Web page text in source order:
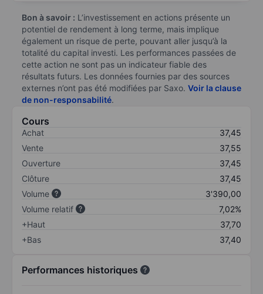
Bon à savoir : L’investissement en actions présente un
potentiel de rendement à long terme, mais implique
également un risque de perte, pouvant aller jusqu’à la
totalité du capital investi. Les performances passées de
cette action ne sont pas un indicateur fiable des
résultats futurs. Les données fournies par des sources
externes n’ont pas été modifiées par Saxo. Voir la clause
de non-responsabilité.
Cours
Achat
37,45
Vente
37,55
Ouverture
37,45
Clôture
37,45
Volume
3'390,00
Volume relatif
7,02%
+Haut
37,70
+Bas
37,40
Performances historiques